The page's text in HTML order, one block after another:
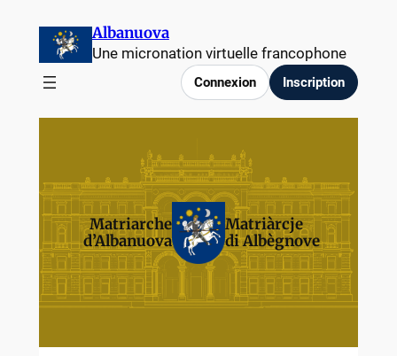
Albanuova
Une micronation virtuelle francophone
Connexion Inscription
Matriarche
d’Albanuova
Matriàrcje
di Albègnove